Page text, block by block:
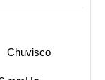
Chuvisco